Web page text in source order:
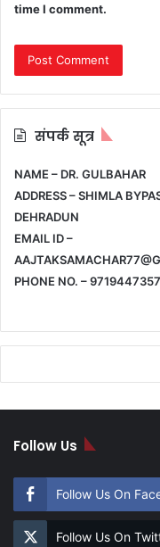
time I comment.
संपर्क सूत्र
NAME – DR. GULBAHAR
ADDRESS – SHIMLA
DEHRADUN
EMAIL ID –
PHONE NO. – 9719447357
Follow Us
Follow Us On
Follow Us On